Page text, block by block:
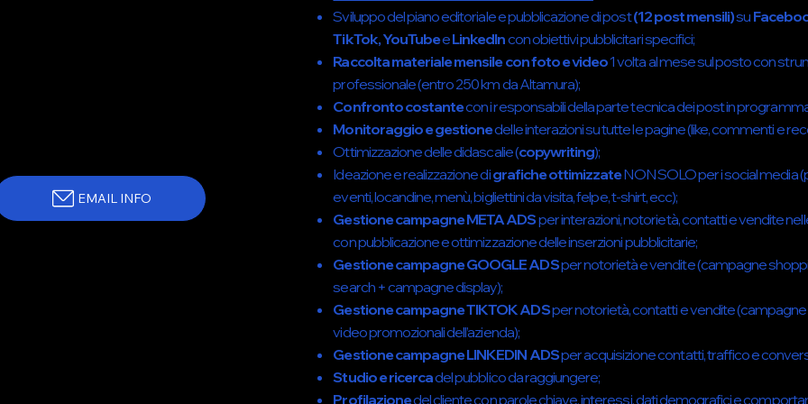
Sviluppo del piano editoriale e pubblicazione di post(12 post mensili)su
TikTok, YouTubeeLinkedIncon obiettivi pubblicitari specifici;
Raccolta materiale mensile confoto e video1 volta al mese sul posto con
professionale (entro 250 km da Altamura);
Confronto costantecon i responsabili della parte tecnica dei post in
Monitoraggio e gestionedelle interazioni su tutte le pagine (like, commenti e
Ottimizzazione delle didascalie (copywriting);
Ideazione e realizzazione digrafiche ottimizzateNON SOLO per i social media
eventi, locandine, menù, bigliettini da visita, felpe, t-shirt, ecc);
Gestione campagne META ADSper interazioni, notorietà, contatti e vendite
con pubblicazione e ottimizzazione delle inserzioni pubblicitarie;
Gestione campagne GOOGLE ADSper notorietà e vendite (campagne
search + campagne display);
Gestione campagne TIKTOK ADSper notorietà, contatti e vendite (campagne
video promozionali dell’azienda);
Gestione campagne LINKEDIN ADSper acquisizione contatti, traffico e
Studio e ricercadel pubblico da raggiungere;
Profilazionedel cliente con parole chiave, interessi, dati demografici e
EMAIL INFO